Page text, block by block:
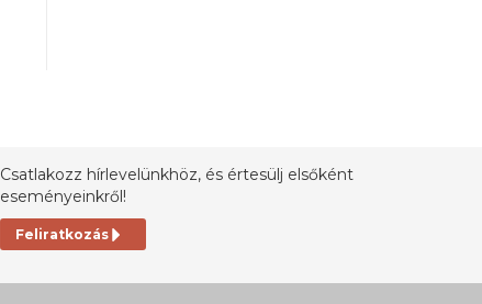
Csatlakozz hírlevelünkhöz, és értesülj elsőként
eseményeinkről!
Feliratkozás